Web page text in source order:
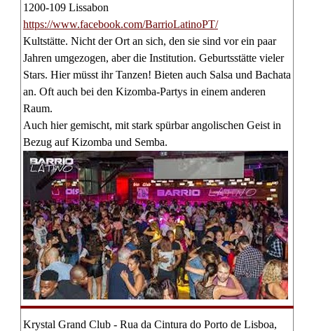
1200-109 Lissabon
https://www.facebook.com/BarrioLatinoPT/
Kultstätte. Nicht der Ort an sich, den sie sind vor ein paar
Jahren umgezogen, aber die Institution. Geburtsstätte vieler
Stars. Hier müsst ihr Tanzen! Bieten auch Salsa und Bachata
an. Oft auch bei den Kizomba-Partys in einem anderen
Raum.
Auch hier gemischt, mit stark spürbar angolischen Geist in
Bezug auf Kizomba und Semba.
Krystal Grand Club - Rua da Cintura do Porto de Lisboa,